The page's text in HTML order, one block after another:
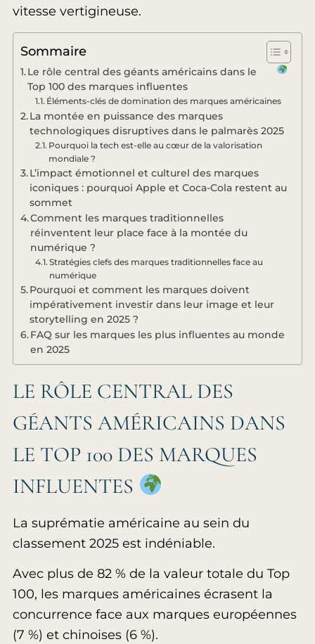
vitesse vertigineuse.
Sommaire
Le rôle central des géants américains dans le
Top 100 des marques influentes
Éléments-clés de domination des marques américaines
La montée en puissance des marques
technologiques disruptives dans le palmarès 2025
Pourquoi la tech est-elle au cœur de la valorisation
mondiale ?
L’impact émotionnel et culturel des marques
iconiques : pourquoi Apple et Coca-Cola restent au
sommet
Comment les marques traditionnelles
réinventent leur place face à la montée du
numérique ?
Stratégies clefs des marques traditionnelles face au
numérique
Pourquoi et comment les marques doivent
impérativement investir dans leur image et leur
storytelling en 2025 ?
FAQ sur les marques les plus influentes au monde
en 2025
LE RÔLE CENTRAL DES
GÉANTS AMÉRICAINS DANS
LE TOP 100 DES MARQUES
INFLUENTES
La suprématie américaine au sein du
classement 2025 est indéniable.
Avec plus de 82 % de la valeur totale du Top
100, les marques américaines écrasent la
concurrence face aux marques européennes
(7 %) et chinoises (6 %).